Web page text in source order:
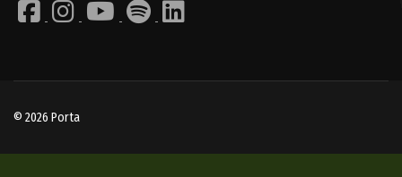
© 2026 Porta